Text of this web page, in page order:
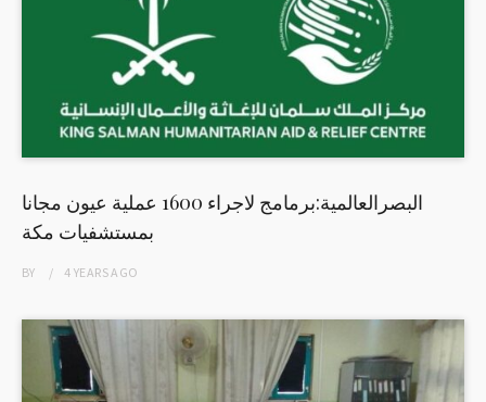
البصرالعالمية:برمامج لاجراء 1600 عملية عيون مجانا
بمستشفيات مكة
BY 4 YEARSAGO